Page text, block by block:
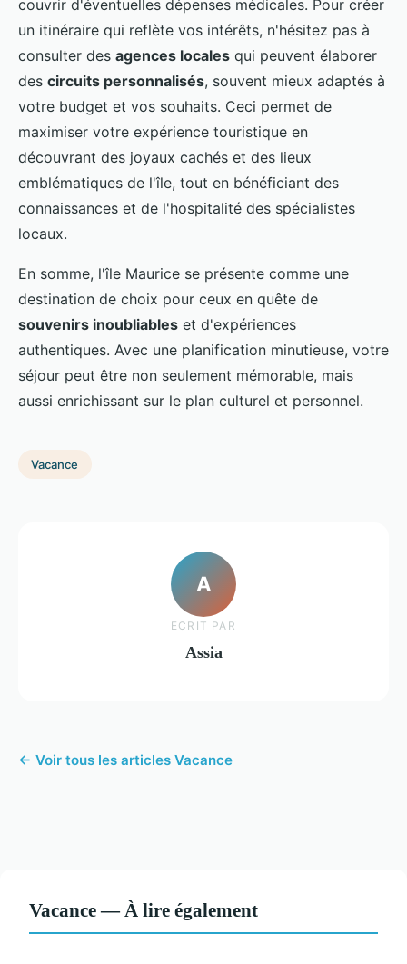
couvrir d'éventuelles dépenses médicales. Pour créer
un itinéraire qui reflète vos intérêts, n'hésitez pas à
consulter des agences locales qui peuvent élaborer
des circuits personnalisés, souvent mieux adaptés à
votre budget et vos souhaits. Ceci permet de
maximiser votre expérience touristique en
découvrant des joyaux cachés et des lieux
emblématiques de l'île, tout en bénéficiant des
connaissances et de l'hospitalité des spécialistes
locaux.
En somme, l'île Maurice se présente comme une
destination de choix pour ceux en quête de
souvenirs inoubliables et d'expériences
authentiques. Avec une planification minutieuse, votre
séjour peut être non seulement mémorable, mais
aussi enrichissant sur le plan culturel et personnel.
Vacance
A
ECRIT PAR
Assia
← Voir tous les articles Vacance
Vacance — À lire également